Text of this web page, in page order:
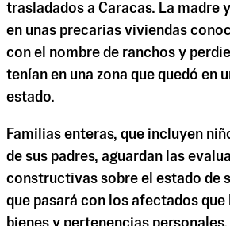
trasladados a Caracas. La madre
en unas precarias viviendas
con el nombre de ranchos y
tenían en una zona que quedó en
estado.
Familias enteras, que incluyen
de sus padres, aguardan las
constructivas sobre el estado de
que pasará con los afectados que